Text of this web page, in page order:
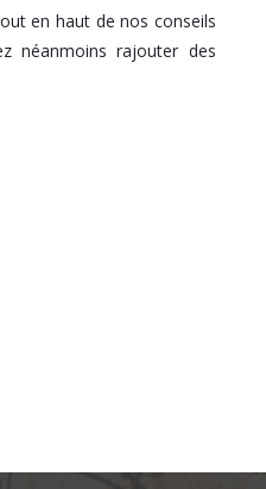
en haut de nos conseils
néanmoins rajouter des